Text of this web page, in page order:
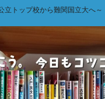
立トップ校から難関国立大へ～